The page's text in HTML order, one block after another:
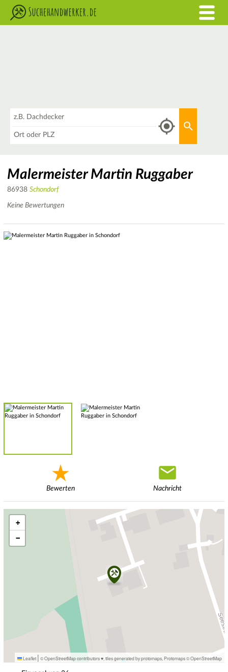
Malermeister Martin Ruggaber
86938 Schondorf
Keine Bewertungen
Bewerten Nachricht
+
−
Leaflet | © OpenStreetMap contributors ♥, tiles generated by protomaps Protomaps©OpenStreetMap